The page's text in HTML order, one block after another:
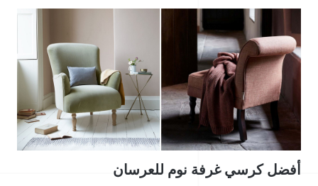
أفضل كرسي غرفة نوم للعرسان